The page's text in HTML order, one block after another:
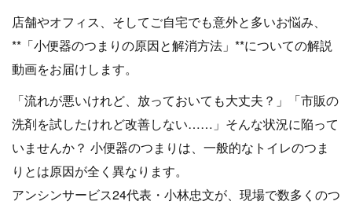
店舗やオフィス、そしてご自宅でも意外と多いお悩み、
**「小便器のつまりの原因と解消方法」**についての解説
動画をお届けします。
「流れが悪いけれど、放っておいても大丈夫？」「市販の
洗剤を試したけれど改善しない……」そんな状況に陥って
いませんか？ 小便器のつまりは、一般的なトイレのつま
りとは原因が全く異なります。
アンシンサービス24代表・小林忠文が、現場で数多くのつ